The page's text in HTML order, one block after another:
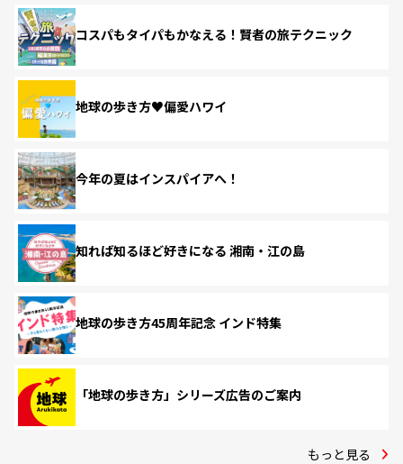
コスパもタイパもかなえる！賢者の旅テクニック
地球の歩き方♥偏愛ハワイ
今年の夏はインスパイアへ！
知れば知るほど好きになる 湘南・江の島
地球の歩き方45周年記念 インド特集
「地球の歩き方」シリーズ広告のご案内
もっと見る